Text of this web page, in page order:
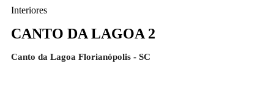
Interiores
CANTO DA LAGOA 2
Canto da Lagoa Florianópolis - SC